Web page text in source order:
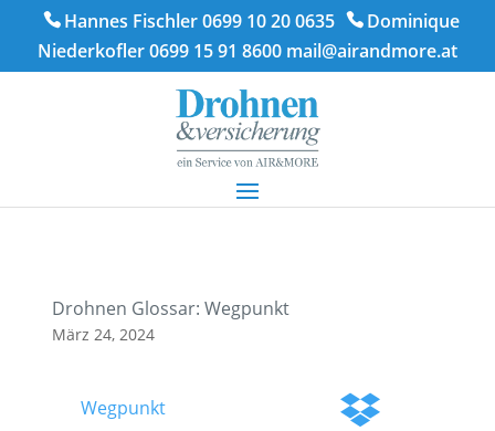
Hannes Fischler 0699 10 20 0635
Dominique
Niederkofler 0699 15 91 8600 mail@airandmore.at
Drohnen Glossar: Wegpunkt
März 24, 2024
Wegpunkt